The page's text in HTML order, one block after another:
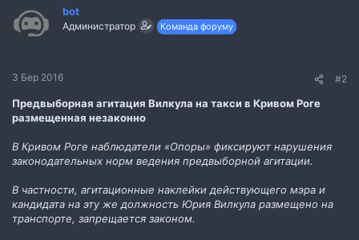
bot
Администратор Команда форуму
3 Бер 2016 #2
Предвыборная агитация Вилкула на такси в Кривом Роге
размещенная незаконно
В Кривом Роге наблюдатели «Опоры» фиксируют нарушения
законодательных норм ведения предвыборной агитации.
В частности, агитационные наклейки действующего мэра и
кандидата на эту же должность Юрия Вилкула размещено на
транспорте, запрещается законом.